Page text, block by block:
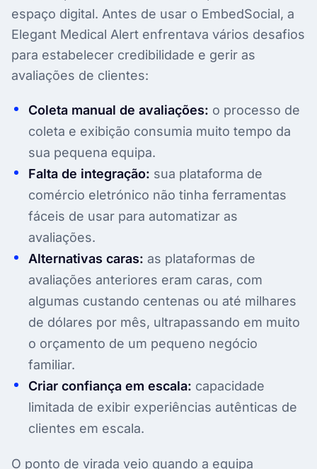
espaço digital. Antes de usar o EmbedSocial, a
Elegant Medical Alert enfrentava vários desafios
para estabelecer credibilidade e gerir as
avaliações de clientes:
Coleta manual de avaliações: o processo de
coleta e exibição consumia muito tempo da
sua pequena equipa.
Falta de integração: sua plataforma de
comércio eletrónico não tinha ferramentas
fáceis de usar para automatizar as
avaliações.
Alternativas caras: as plataformas de
avaliações anteriores eram caras, com
algumas custando centenas ou até milhares
de dólares por mês, ultrapassando em muito
o orçamento de um pequeno negócio
familiar.
Criar confiança em escala: capacidade
limitada de exibir experiências autênticas de
clientes em escala.
O ponto de virada veio quando a equipa